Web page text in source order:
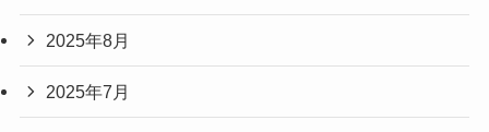
2025年8月
2025年7月